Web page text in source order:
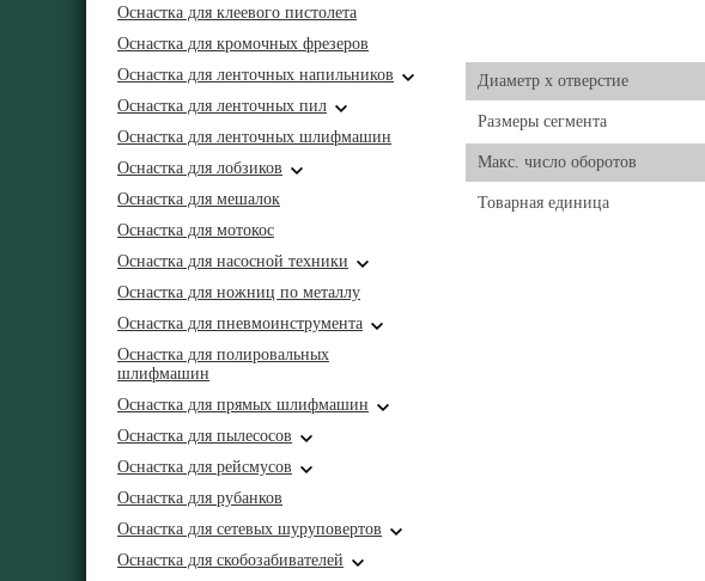
Оснастка для клеевого пистолета
Оснастка для кромочных фрезеров
Оснастка для ленточных напильников
Оснастка для ленточных пил
Оснастка для ленточных шлифмашин
Оснастка для лобзиков
Оснастка для мешалок
Оснастка для мотокос
Оснастка для насосной техники
Оснастка для ножниц по металлу
Оснастка для пневмоинструмента
Оснастка для полировальных
шлифмашин
Оснастка для прямых шлифмашин
Оснастка для пылесосов
Оснастка для рейсмусов
Оснастка для рубанков
Оснастка для сетевых шуруповертов
Оснастка для скобозабивателей
Диаметр х отверстие
Размеры сегмента
Макс. число оборотов
Товарная единица